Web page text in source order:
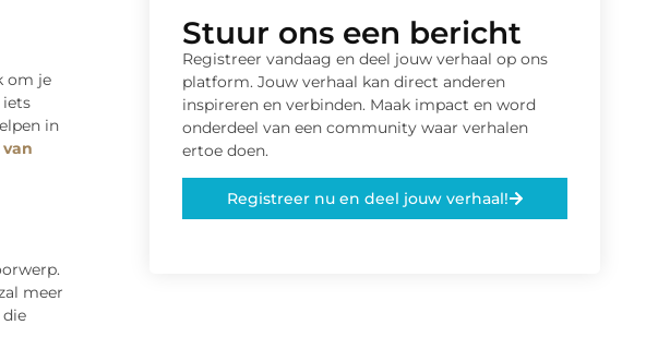
om je
iets
in
meer
Stuur ons een bericht
Registreer vandaag en deel jouw verhaal op ons
platform. Jouw verhaal kan direct anderen
inspireren en verbinden. Maak impact en word
onderdeel van een community waar verhalen
ertoe doen.
Registreer nu en deel jouw verhaal!